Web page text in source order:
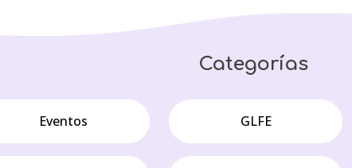
Categorías
Eventos GLFE